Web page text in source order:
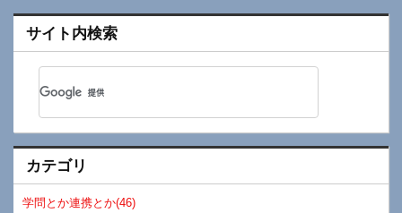
サイト内検索
カテゴリ
学問とか連携とか(46)